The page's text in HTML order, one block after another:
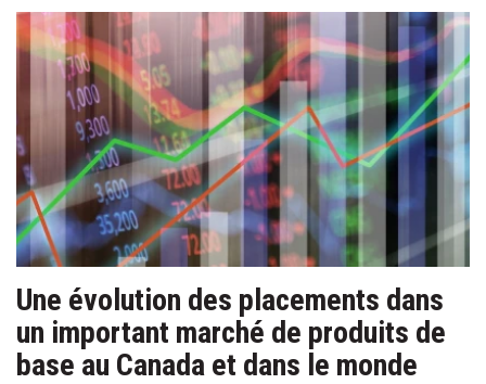
Une évolution des placements dans
un important marché de produits de
base au Canada et dans le monde